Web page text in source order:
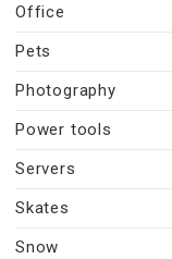
Office
Pets
Photography
Power tools
Servers
Skates
Snow